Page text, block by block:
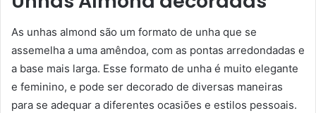
As unhas almond são um formato de unha que se
assemelha a uma amêndoa, com as pontas arredondadas e
a base mais larga. Esse formato de unha é muito elegante
e feminino, e pode ser decorado de diversas maneiras
para se adequar a diferentes ocasiões e estilos pessoais.